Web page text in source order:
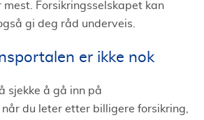
Forsikringsselskapet kan
gi deg råd underveis.
er ikke nok
sjekke å gå inn på
du leter etter billigere forsikring,